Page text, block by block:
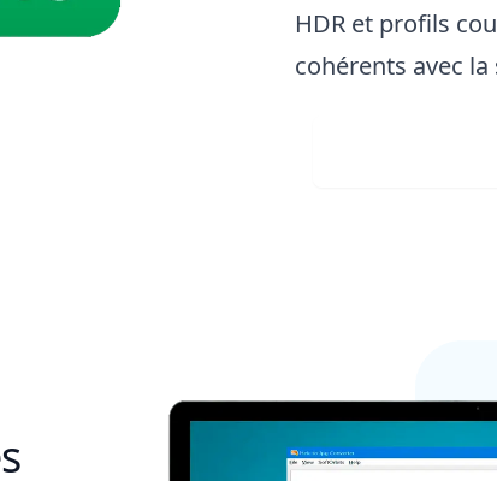
HDR et profils
cohérents avec la